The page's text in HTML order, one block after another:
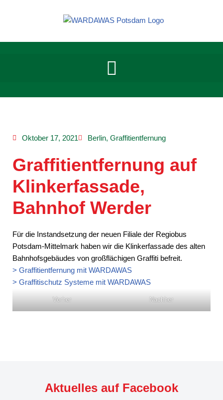
Oktober 17, 2021 Berlin, Graffitientfernung
Graffitientfernung auf
Klinkerfassade,
Bahnhof Werder
Für die Instandsetzung der neuen Filiale der Regiobus
Potsdam-Mittelmark haben wir die Klinkerfassade des alten
Bahnhofsgebäudes von großflächigen Graffiti befreit.
> Graffitientfernung mit WARDAWAS
> Graffitischutz Systeme mit WARDAWAS
Vorher Nachher
Aktuelles auf Facebook